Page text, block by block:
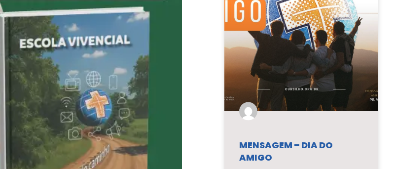
MENSAGEM – DIA DO
AMIGO